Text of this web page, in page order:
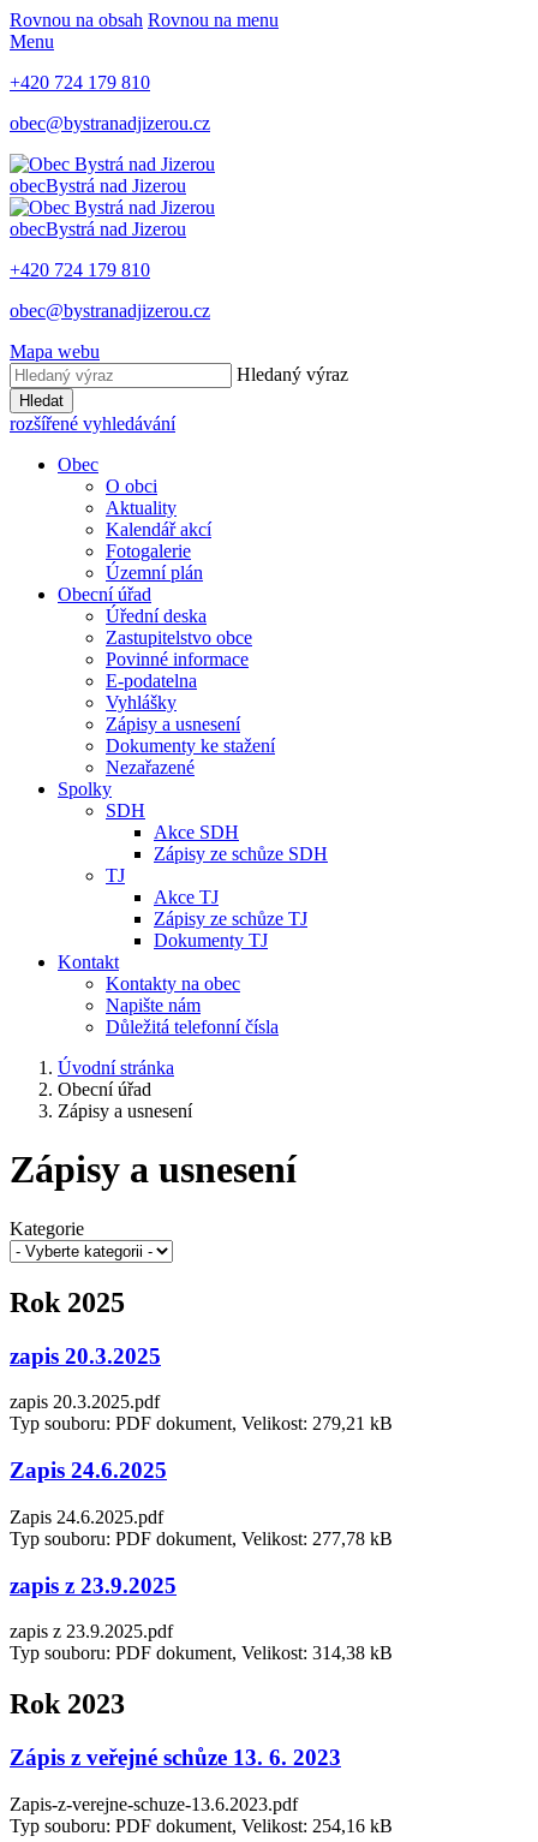
Rovnou na obsah Rovnou na menu
Menu
+420 724 179 810
obec@bystranadjizerou.cz
obecBystrá nad Jizerou
obecBystrá nad Jizerou
+420 724 179 810
obec@bystranadjizerou.cz
Mapa webu
Hledaný výraz
Hledat
rozšířené vyhledávání
Obec
O obci
Aktuality
Kalendář akcí
Fotogalerie
Územní plán
Obecní úřad
Úřední deska
Zastupitelstvo obce
Povinné informace
E-podatelna
Vyhlášky
Zápisy a usnesení
Dokumenty ke stažení
Nezařazené
Spolky
SDH
Akce SDH
Zápisy ze schůze SDH
TJ
Akce TJ
Zápisy ze schůze TJ
Dokumenty TJ
Kontakt
Kontakty na obec
Napište nám
Důležitá telefonní čísla
Úvodní stránka
Obecní úřad
Zápisy a usnesení
Zápisy a usnesení
Kategorie
Rok 2025
zapis 20.3.2025
zapis 20.3.2025.pdf
Typ souboru: PDF dokument, Velikost: 279,21 kB
Zapis 24.6.2025
Zapis 24.6.2025.pdf
Typ souboru: PDF dokument, Velikost: 277,78 kB
zapis z 23.9.2025
zapis z 23.9.2025.pdf
Typ souboru: PDF dokument, Velikost: 314,38 kB
Rok 2023
Zápis z veřejné schůze 13. 6. 2023
Zapis-z-verejne-schuze-13.6.2023.pdf
Typ souboru: PDF dokument, Velikost: 254,16 kB